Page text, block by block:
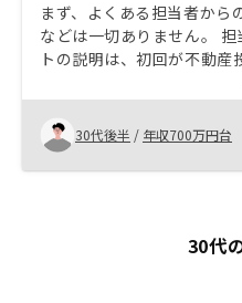
まず、よくある担当者から
などは一切ありません。 担
トの説明は、初回が不動産
ト、2回目がデメリットと
成されており、その後に他
検討する時間もしっかり取
RENOSYにお願いすると決
購入までは少し駆け足にな
と思います。 購入後の入
30代後半 / 年収700万円台
30代